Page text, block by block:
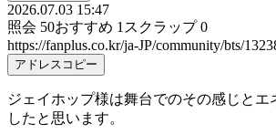
2026.07.03 15:47
照会 50おすすめ 1 スクラップ 0
https://fanplus.co.kr/ja-JP/community/bts/
アドレスコピー
ジェイホップ様は舞台でのその感じとエ
したと思います。